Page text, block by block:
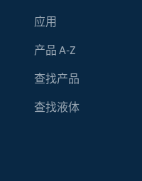
应用
产品 A-Z
查找产品
查找液体